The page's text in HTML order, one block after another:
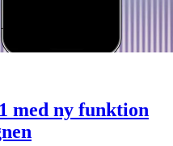
med ny funktion